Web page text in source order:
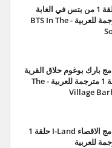
الحلقة 1 من بتس في الغابة
مترجمة للعربية - BTS In The
بارك بوغوم حلاق القرية
حلقة 1 مترجمة للعربية - The
Village
برنامج الاقصاء I-Land حلقة 1
للعربية